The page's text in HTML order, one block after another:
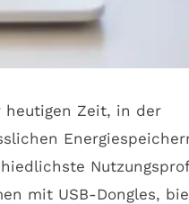
heutigen Zeit, in der
mit USB-Dongles,